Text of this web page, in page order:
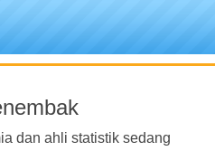
dan ahli statistik sedang